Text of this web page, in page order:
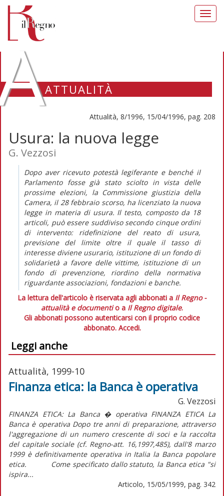
ATTUALITÀ
Attualità, 8/1996, 15/04/1996, pag. 208
Usura: la nuova legge
G. Vezzosi
Dopo aver ricevuto potestà legiferante e benché il
Parlamento fosse già stato sciolto in vista delle
prossime elezioni, la Commissione giustizia della
Camera, il 28 febbraio scorso, ha licenziato la nuova
legge in materia di usura. Il testo, composto da 18
articoli, può essere suddiviso secondo cinque ordini
di intervento: ridefinizione del reato di usura,
previsione del limite oltre il quale il tasso di
interesse diviene usurario, istituzione di un fondo di
solidarietà a favore delle vittime, istituzione di un
fondo di prevenzione, riordino della normativa
riguardante associazioni, fondazioni e banche.
La lettura dell'articolo è riservata agli abbonati a Il Regno -
attualità e documentio a Il Regno digitale.
Gli abbonati possono autenticarsi con il proprio codice
abbonato. Accedi.
Leggi anche
Attualità, 1999-10
Finanza etica: la Banca è operativa
G. Vezzosi
FINANZA ETICA: La Banca � operativa FINANZA ETICA La
Banca è operativa Dopo tre anni di preparazione, attraverso
l'aggregazione di un numero crescente di soci e la raccolta
del capitale sociale (cf. Regno-att. 16,1997,485), dall'8 marzo
1999 è definitivamente operativa in Italia la Banca popolare
etica. Come specificato dallo statuto, la Banca etica "si
ispira...
Articolo, 15/05/1999, pag. 342